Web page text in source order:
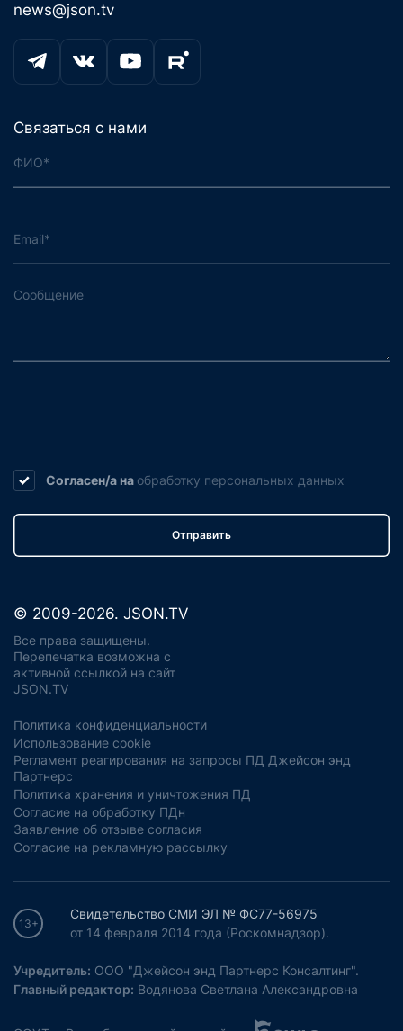
news@json.tv
Связаться с нами
Согласен/а на обработку персональных данных
Отправить
© 2009-2026. JSON.TV
Все права защищены.
Перепечатка возможна с
активной ссылкой на сайт
JSON.TV
Политика конфиденциальности
Использование cookie
Регламент реагирования на запросы ПД Джейсон энд
Партнерс
Политика хранения и уничтожения ПД
Согласие на обработку ПДн
Заявление об отзыве согласия
Согласие на рекламную рассылку
13+
Свидетельство СМИ ЭЛ № ФС77-56975
от 14 февраля 2014 года (Роскомнадзор).
Учредитель: ООО "Джейсон энд Партнерс Консалтинг".
Главный редактор: Водянова Светлана Александровна